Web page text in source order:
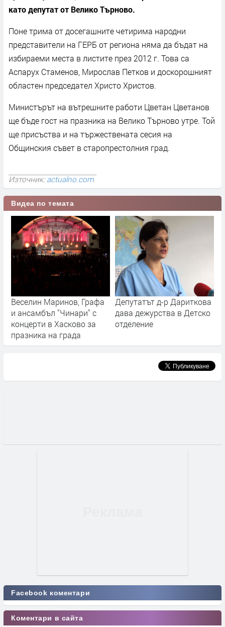
като депутат от Велико Търново.
Поне трима от досегашните четирима народни
представители на ГЕРБ от региона няма да бъдат на
избираеми места в листите през 2012 г. Това са
Аспарух Стаменов, Мирослав Петков и доскорошният
областен председател Христо Христов.
Министърът на вътрешните работи Цветан Цветанов
ще бъде гост на празника на Велико Търново утре. Той
ще присъства и на тържествената сесия на
Общинския съвет в старопрестолния град.
Източник:actualno.com
Видеа по темата
Веселин Маринов, Графа
и ансамбъл "Чинари" с
концерти в Хасково за
празника на града
Депутатът д-р Дариткова
дава дежурства в Детско
отделение
Facebook коментари
Коментари в сайта